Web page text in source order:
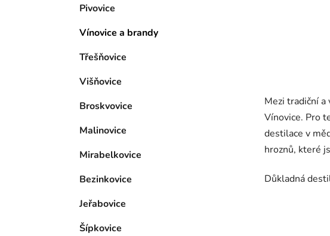
Pivovice
Vínovice a brandy
Třešňovice
Višňovice
Broskvovice
Malinovice
Mirabelkovice
Bezinkovice
Jeřabovice
Šípkovice
Mezi tradiční
Vínovice. Pro
destilace v
hroznů, které
Důkladná